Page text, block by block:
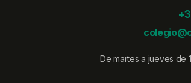
De martes a jueves de